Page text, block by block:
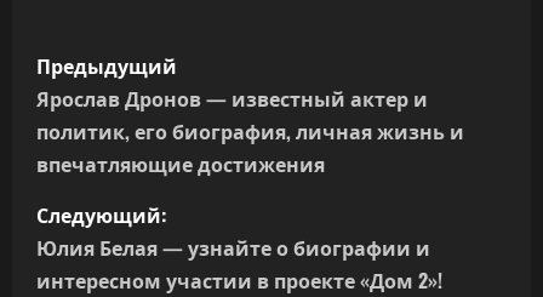
Н
а
в
и
г
Предыдущий
Ярослав Дронов — известный актер и
политик, его биография, личная жизнь и
впечатляющие достижения
Следующий:
Юлия Белая — узнайте о биографии и
интересном участии в проекте «Дом 2»!